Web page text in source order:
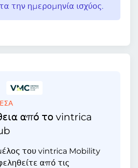
την ημερομηνία ισχύος.
από το vintrica
του vintrica Mobility
από τις